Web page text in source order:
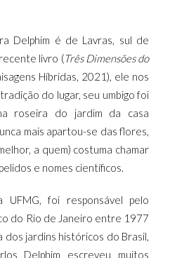
Delphim é de Lavras, sul de
livro (Três Dimensões do
Híbridas, 2021), ele nos
do lugar, seu umbigo foi
roseira do jardim da casa
mais apartou-se das flores,
a quem) costuma chamar
e nomes científicos.
UFMG, foi responsável pelo
do Rio de Janeiro entre 1977
jardins históricos do Brasil,
Delphim escreveu muitos